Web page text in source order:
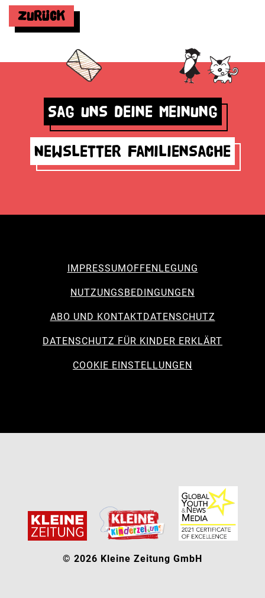
Zurück
Sag uns deine Meinung
Newsletter Familiensache
IMPRESSUMOFFENLEGUNG
NUTZUNGSBEDINGUNGEN
ABO UND KONTAKTDATENSCHUTZ
DATENSCHUTZ FÜR KINDER ERKLÄRT
COOKIE EINSTELLUNGEN
© 2026 Kleine Zeitung GmbH